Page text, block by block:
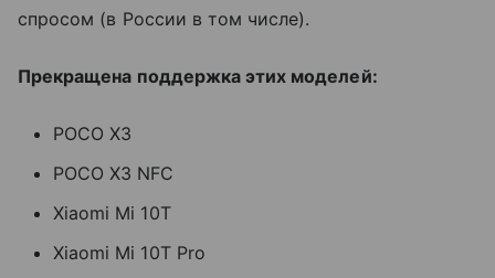
спросом (в России в том числе).
Прекращена поддержка этих моделей:
POCO X3
POCO X3 NFC
Xiaomi Mi 10T
Xiaomi Mi 10T Pro